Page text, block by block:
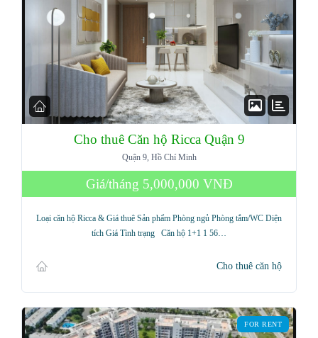
Cho thuê Căn hộ Ricca Quận 9
Quận 9, Hồ Chí Minh
Giá/tháng 5,000,000 VNĐ
Loại căn hộ Ricca & Giá thuê Sản phẩm Phòng ngủ Phòng tắm/WC Diện
tích Giá Tình trạng Căn hộ 1+1 1 56…
Cho thuê căn hộ
FOR RENT
Lost your password?